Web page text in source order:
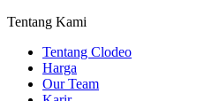
Tentang Kami
Tentang Clodeo
Harga
Our Team